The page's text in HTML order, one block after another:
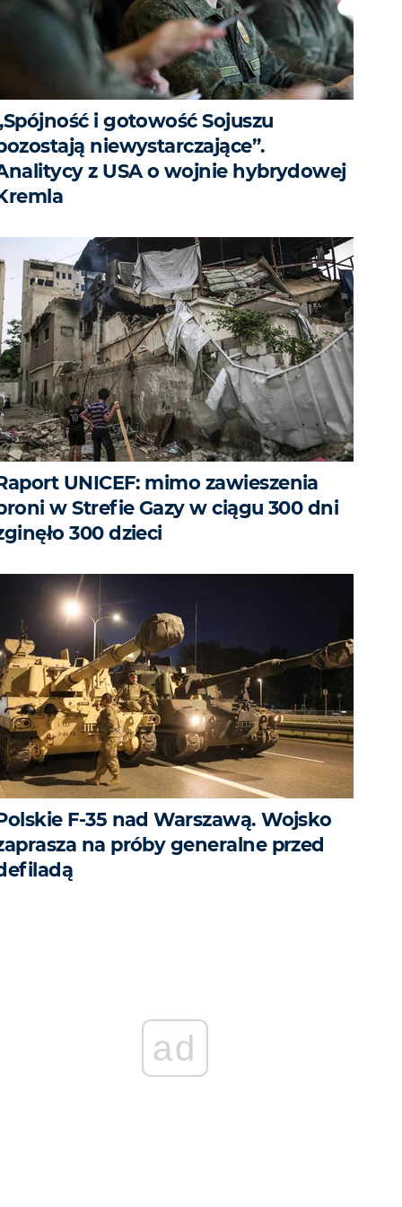
i gotowość Sojuszu
niewystarczające”.
z USA o wojnie hybrydowej
UNICEF: mimo zawieszenia
w Strefie Gazy w ciągu 300 dni
300 dzieci
F-35 nad Warszawą. Wojsko
na próby generalne przed
ad